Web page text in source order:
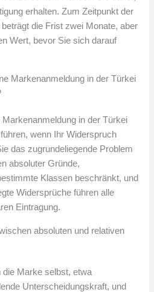
erhalten. Zum Zeitpunkt der
die Frist zwei Monate, aber
Wert, bevor Sie sich darauf
Markenanmeldung in der Türkei
in der Türkei
wenn Ihr Widerspruch
das zugrundeliegende Problem
absoluter Gründe,
Klassen beschränkt, und
Widersprüche führen alle
Eintragung.
absoluten und relativen
die Marke selbst, etwa
Unterscheidungskraft, und